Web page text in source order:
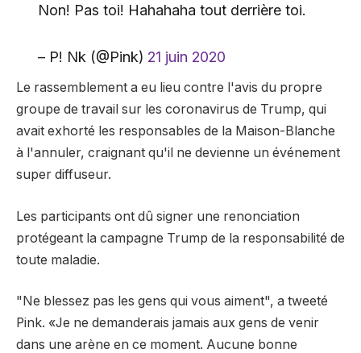
Non! Pas toi! Hahahaha tout derrière toi.
– P! Nk (@Pink) 21 juin 2020
Le rassemblement a eu lieu contre l'avis du propre
groupe de travail sur les coronavirus de Trump, qui
avait exhorté les responsables de la Maison-Blanche
à l'annuler, craignant qu'il ne devienne un événement
super diffuseur.
Les participants ont dû signer une renonciation
protégeant la campagne Trump de la responsabilité de
toute maladie.
"Ne blessez pas les gens qui vous aiment", a tweeté
Pink. «Je ne demanderais jamais aux gens de venir
dans une arène en ce moment. Aucune bonne